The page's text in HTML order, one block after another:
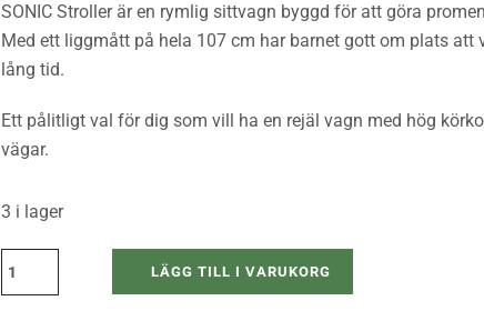
5,495 kr.
4,990 kr.
SONIC Stroller är en rymlig sittvagn byggd för att göra
Med ett liggmått på hela 107 cm har barnet gott om plats att
lång tid.
Ett pålitligt val för dig som vill ha en rejäl vagn med hög
vägar.
3 i lager
LÄGG TILL I VARUKORG